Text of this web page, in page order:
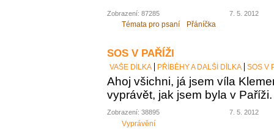
Zobrazení: 87285 7. 5. 2012
Témata pro psaní Přáníčka
SOS V PAŘÍŽI
VAŠE DÍLKA PŘÍBĚHY A DALŠÍ DÍLKA SOS V
Ahoj všichni, já jsem víla
vyprávět, jak jsem byla v Paříži.
Zobrazení: 38895 7. 5. 2012
Vyprávění